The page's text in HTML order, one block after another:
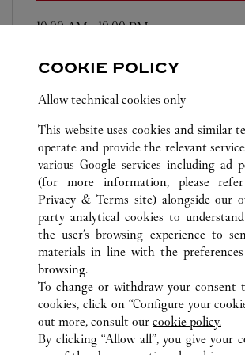
10:00 AM-10:00 PM
TODAS LAS UBICACIONES DE CARTIER
KUWAIT CITY
360
ATENCIÓN AL CLIENTE
PREGUNTAS FRECUENTES
NUESTRA EMPRESA
COOKIE POLICY
Allow technical cookies only
This website uses cookies and similar
operate and provide the relevant
various Google services including ad
(for more information, please
Privacy & Terms site) alongside our
party analytical cookies to
the user’s browsing experience to
materials in line with the
browsing.
To change or withdraw your consent
cookies, click on “Configure your
out more, consult our cookie policy.
By clicking “Allow all”, you give your